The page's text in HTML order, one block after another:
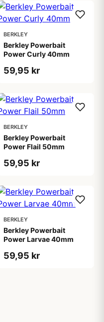
BERKLEY
Berkley Powerbait
Power Curly 40mm
59,95 kr
BERKLEY
Berkley Powerbait
Power Flail 50mm
59,95 kr
BERKLEY
Berkley Powerbait
Power Larvae 40mm
59,95 kr